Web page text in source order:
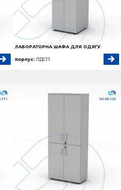
ЛАБОРАТОРНА ШАФА ДЛЯ ОДЯГУ
Корпус: ЛДСП